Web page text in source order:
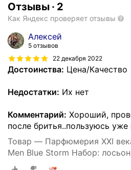
Отзывы · 2
Как Яндекс проверяет отзывы
Алексей
5 отзывов
22 декабря 2022
Достоинства: Цена/Качество
Недостатки: Их нет
Комментарий: Хороший,
после бритья..пользуюсь
Товар — Парфюмерия XXI
Men Blue Storm Набор:
шампунь 250мл